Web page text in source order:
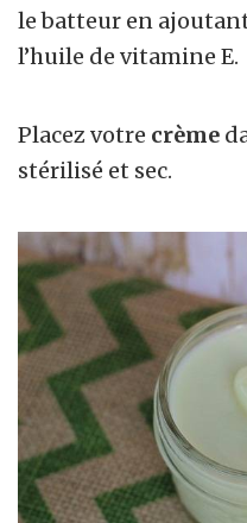
le batteur en
l’huile de vitamine E.
Placez votre crème
stérilisé et sec.